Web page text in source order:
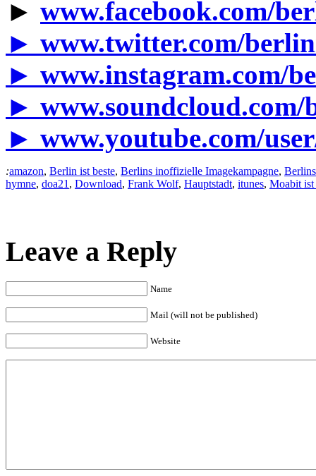
► www.facebook.com/
► www.twitter.com/
► www.instagram.com/
► www.soundcloud.com/
► www.youtube.com/
:amazon, Berlin ist beste, Berlins inoffizielle Imagekampagne,
hymne, doa21 , Download, Frank Wolf, Hauptstadt, itunes, Moabit ist
Leave a Reply
Name
Mail (will not be published)
Website